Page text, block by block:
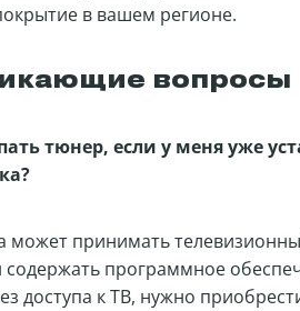
в вашем регионе.
вопросы
тюнер, если у меня уже
может принимать
программное
доступа к ТВ, нужно